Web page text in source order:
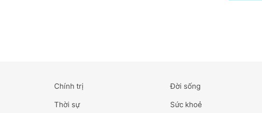
Đắk Lắk
Chính trị
Thời sự
Đời sống
Sức khoẻ